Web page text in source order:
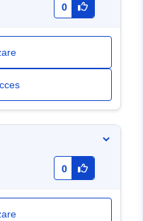
0
0